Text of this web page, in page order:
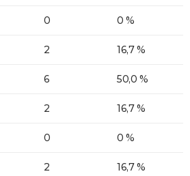
0 0 %
2 16,7 %
6 50,0 %
2 16,7 %
0 0 %
2 16,7 %